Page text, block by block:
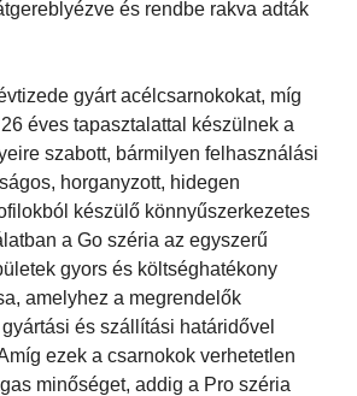
és rendbe rakva adták
gyárt acélcsarnokokat, míg
éves tapasztalattal készülnek a
szabott, bármilyen felhasználási
horganyzott, hidegen
készülő könnyűszerkezetes
a Go széria az egyszerű
gyors és költséghatékony
amelyhez a megrendelők
és szállítási határidővel
ezek a csarnokok verhetetlen
minőséget, addig a Pro széria